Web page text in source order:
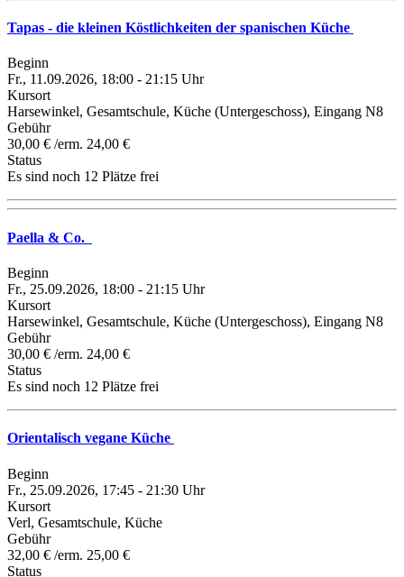
Tapas - die kleinen Köstlichkeiten der spanischen Küche
Beginn
Fr., 11.09.2026, 18:00 - 21:15 Uhr
Kursort
Harsewinkel, Gesamtschule, Küche (Untergeschoss), Eingang N8
Gebühr
30,00 € /erm. 24,00 €
Status
Es sind noch 12 Plätze frei
Paella & Co.
Beginn
Fr., 25.09.2026, 18:00 - 21:15 Uhr
Kursort
Harsewinkel, Gesamtschule, Küche (Untergeschoss), Eingang N8
Gebühr
30,00 € /erm. 24,00 €
Status
Es sind noch 12 Plätze frei
Orientalisch vegane Küche
Beginn
Fr., 25.09.2026, 17:45 - 21:30 Uhr
Kursort
Verl, Gesamtschule, Küche
Gebühr
32,00 € /erm. 25,00 €
Status